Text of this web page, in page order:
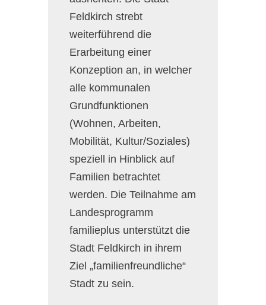
Feldkirch strebt
weiterführend die
Erarbeitung einer
Konzeption an, in welcher
alle kommunalen
Grundfunktionen
(Wohnen, Arbeiten,
Mobilität, Kultur/Soziales)
speziell in Hinblick auf
Familien betrachtet
werden. Die Teilnahme am
Landesprogramm
familieplus unterstützt die
Stadt Feldkirch in ihrem
Ziel „familienfreundliche“
Stadt zu sein.